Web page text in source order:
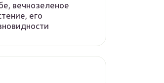
вечнозеленое
его